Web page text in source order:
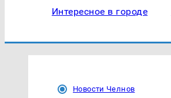
Интересное в городе
Новости Челнов